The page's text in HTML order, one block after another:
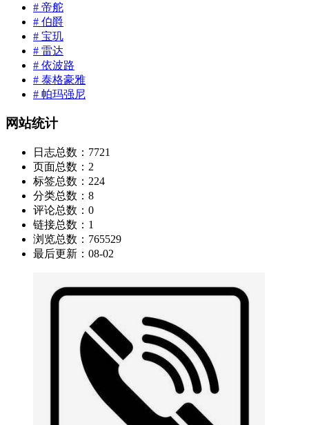
# 帝舵
# 伯爵
# 宝玑
# 雷达
# 依波路
# 泰格豪雅
# 帕玛强尼
网站统计
日志总数： 7721
页面总数： 2
标签总数： 224
分类总数： 8
评论总数： 0
链接总数： 1
浏览总数： 765529
最后更新： 08-02